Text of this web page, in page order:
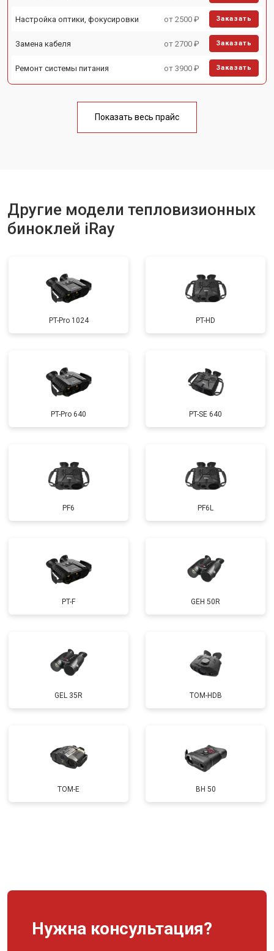
Настройка оптики, фокусировки от 2500 ₽ Заказать
Замена кабеля от 2700 ₽ Заказать
Ремонт системы питания от 3900 ₽ Заказать
Показать весь прайс
Другие модели тепловизионных
биноклей iRay
PT-Pro 1024 PT-HD
PT-Pro 640 PT-SE 640
PF6 PF6L
PT-F GEH 50R
GEL 35R TOM-HDB
TOM-E BH 50
Нужна консультация?